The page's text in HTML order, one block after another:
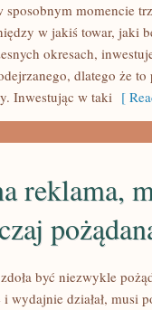
sposobnym momencie
w jakiś towar, jaki
okresach,
dlatego że
Inwestując w taki [
reklama,
być niezwykle
wydajnie działał, musi